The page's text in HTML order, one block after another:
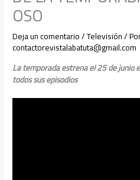
OSO
Deja un comentario/Televisión/
contactorevistalabatuta@gmail.com
La temporada estrena el 25 de junio
todos sus episodios